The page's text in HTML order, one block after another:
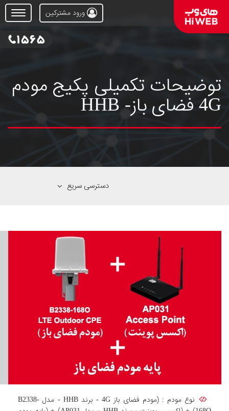
Open
Menu
ورود مشترکین
توضیحات تکمیلی پکیج مودم
4G فضای باز- HHB
دسترسی سریع
نوع مودم : (مودم فضای باز 4G - برند HHB - مدل B2338-